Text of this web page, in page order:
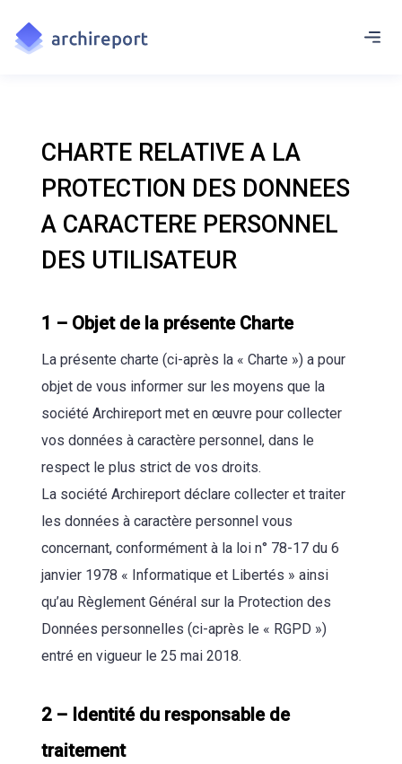
CHARTE RELATIVE A LA
PROTECTION DES DONNEES
A CARACTERE PERSONNEL
DES UTILISATEUR
1 – Objet de la présente Charte
La présente charte (ci-après la « Charte ») a pour
objet de vous informer sur les moyens que la
société Archireport met en œuvre pour collecter
vos données à caractère personnel, dans le
respect le plus strict de vos droits.
La société Archireport déclare collecter et traiter
les données à caractère personnel vous
concernant, conformément à la loi n° 78-17 du 6
janvier 1978 « Informatique et Libertés » ainsi
qu’au Règlement Général sur la Protection des
Données personnelles (ci-après le « RGPD »)
entré en vigueur le 25 mai 2018.
2 – Identité du responsable de
traitement